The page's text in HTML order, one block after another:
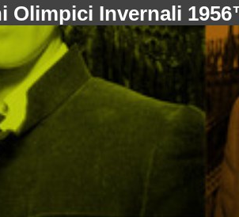
Olimpici Invernali